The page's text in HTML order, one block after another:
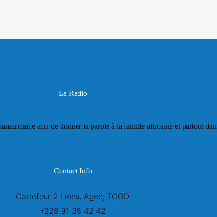
La Radio
afin de donner la parole à la famille africaine et partout
Contact Info
Carrefour 2 Lions, Agoè, TOGO
+228 91 36 42 42